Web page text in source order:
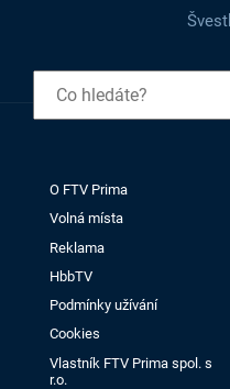
O FTV Prima
Volná místa
Reklama
HbbTV
Podmínky užívání
Cookies
Vlastník FTV Prima spol. s
r.o.